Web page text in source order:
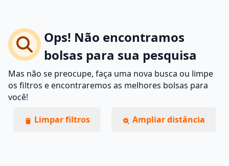
Ops! Não encontramos
bolsas para sua pesquisa
Mas não se preocupe, faça uma nova busca ou limpe
os filtros e encontraremos as melhores bolsas para
você!
Limpar filtros
Ampliar distância